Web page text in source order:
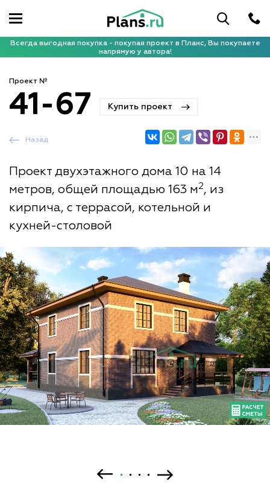
Всегда выгодная покупка - покупая проект в Планс, Вы покупаете
напрямую у автора!
Проект №
41-67 Купить проект
Проект двухэтажного дома 10 на 14
метров, общей площадью 163 м2, из
кирпича, с террасой, котельной и
кухней-столовой
Назад